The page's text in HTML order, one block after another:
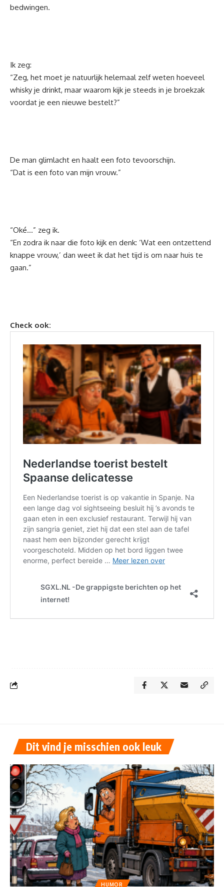
bedwingen.
Ik zeg:
“Zeg, het moet je natuurlijk helemaal zelf weten hoeveel
whisky je drinkt, maar waarom kijk je steeds in je broekzak
voordat je een nieuwe bestelt?”
De man glimlacht en haalt een foto tevoorschijn.
“Dat is een foto van mijn vrouw.”
“Oké…” zeg ik.
“En zodra ik naar die foto kijk en denk: ‘Wat een ontzettend
knappe vrouw,’ dan weet ik dat het tijd is om naar huis te
gaan.”
Check ook:
Dit vind je misschien ook leuk
HUMOR